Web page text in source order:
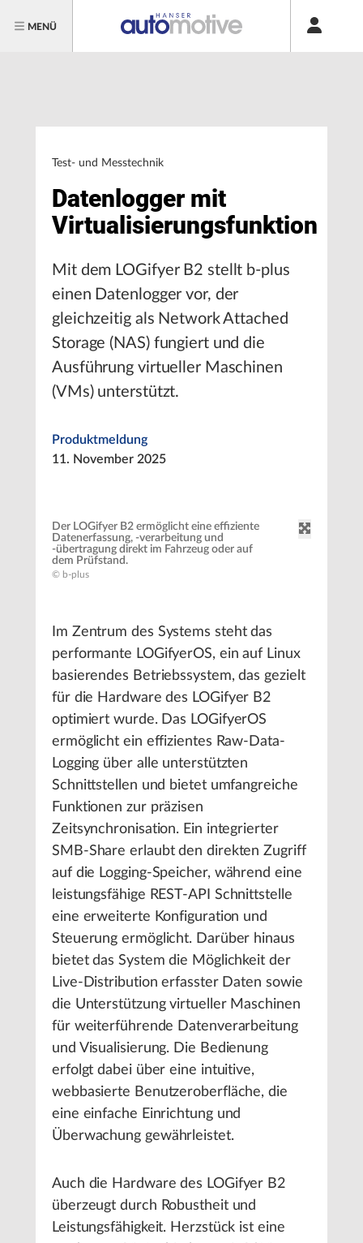
MENÜ
Test- und Messtechnik
Datenlogger mit
Virtualisierungsfunktion
Mit dem LOGifyer B2 stellt b-plus
einen Datenlogger vor, der
gleichzeitig als Network Attached
Storage (NAS) fungiert und die
Ausführung virtueller Maschinen
(VMs) unterstützt.
Produktmeldung
11. November 2025
Der LOGifyer B2 ermöglicht eine effiziente
Datenerfassung, -verarbeitung und
-übertragung direkt im Fahrzeug oder auf
dem Prüfstand.
© b-plus
Im Zentrum des Systems steht das
performante LOGifyerOS, ein auf Linux
basierendes Betriebssystem, das gezielt
für die Hardware des LOGifyer B2
optimiert wurde. Das LOGifyerOS
ermöglicht ein effizientes Raw-Data-
Logging über alle unterstützten
Schnittstellen und bietet umfangreiche
Funktionen zur präzisen
Zeitsynchronisation. Ein integrierter
SMB-Share erlaubt den direkten Zugriff
auf die Logging-Speicher, während eine
leistungsfähige REST-API Schnittstelle
eine erweiterte Konfiguration und
Steuerung ermöglicht. Darüber hinaus
bietet das System die Möglichkeit der
Live-Distribution erfasster Daten sowie
die Unterstützung virtueller Maschinen
für weiterführende Datenverarbeitung
und Visualisierung. Die Bedienung
erfolgt dabei über eine intuitive,
webbasierte Benutzeroberfläche, die
eine einfache Einrichtung und
Überwachung gewährleistet.
Auch die Hardware des LOGifyer B2
überzeugt durch Robustheit und
Leistungsfähigkeit. Herzstück ist eine